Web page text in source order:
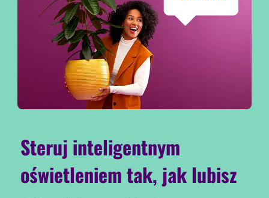
Steruj inteligentnym
oświetleniem tak, jak lubisz